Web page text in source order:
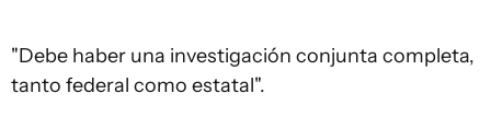
"Debe haber una investigación conjunta completa,
tanto federal como estatal".